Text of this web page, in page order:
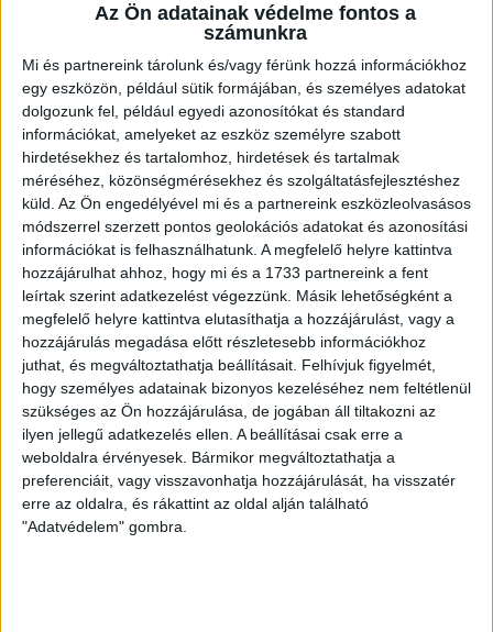
Az Ön adatainak védelme fontos a
számunkra
Mi és partnereink tárolunk és/vagy férünk hozzá információkhoz
egy eszközön, például sütik formájában, és személyes adatokat
dolgozunk fel, például egyedi azonosítókat és standard
információkat, amelyeket az eszköz személyre szabott
hirdetésekhez és tartalomhoz, hirdetések és tartalmak
méréséhez, közönségmérésekhez és szolgáltatásfejlesztéshez
küld. Az Ön engedélyével mi és a partnereink eszközleolvasásos
módszerrel szerzett pontos geolokációs adatokat és azonosítási
információkat is felhasználhatunk. A megfelelő helyre kattintva
hozzájárulhat ahhoz, hogy mi és a 1733 partnereink a fent
leírtak szerint adatkezelést végezzünk. Másik lehetőségként a
megfelelő helyre kattintva elutasíthatja a hozzájárulást, vagy a
hozzájárulás megadása előtt részletesebb információkhoz
juthat, és megváltoztathatja beállításait. Felhívjuk figyelmét,
hogy személyes adatainak bizonyos kezeléséhez nem feltétlenül
szükséges az Ön hozzájárulása, de jogában áll tiltakozni az
ilyen jellegű adatkezelés ellen. A beállításai csak erre a
weboldalra érvényesek. Bármikor megváltoztathatja a
preferenciáit, vagy visszavonhatja hozzájárulását, ha visszatér
erre az oldalra, és rákattint az oldal alján található
"Adatvédelem" gombra.
Eladó Társasházi lakás (#182882)
Sopron
67 300 000 Ft
71 m2 szobák: 3
Fix 3%
Kizárólag nálunk
Videós